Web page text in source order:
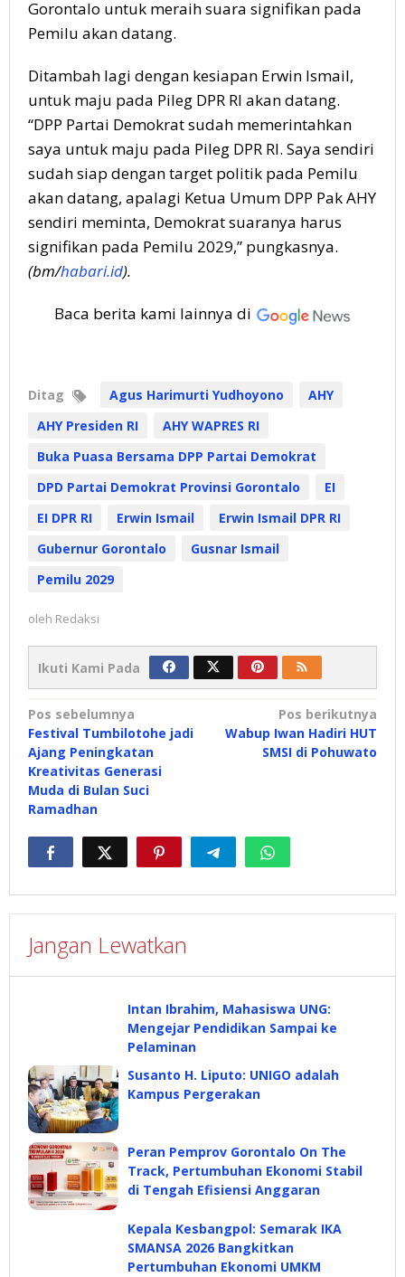
Gorontalo untuk meraih suara signifikan pada
Pemilu akan datang.
Ditambah lagi dengan kesiapan Erwin Ismail,
untuk maju pada Pileg DPR RI akan datang.
“DPP Partai Demokrat sudah memerintahkan
saya untuk maju pada Pileg DPR RI. Saya sendiri
sudah siap dengan target politik pada Pemilu
akan datang, apalagi Ketua Umum DPP Pak AHY
sendiri meminta, Demokrat suaranya harus
signifikan pada Pemilu 2029,” pungkasnya.
(bm/habari.id).
Baca berita kami lainnya di
Ditag Agus Harimurti Yudhoyono
AHY
AHY Presiden RI
AHY WAPRES RI
Buka Puasa Bersama DPP Partai Demokrat
DPD Partai Demokrat Provinsi Gorontalo
EI
EI DPR RI
Erwin Ismail
Erwin Ismail DPR RI
Gubernur Gorontalo
Gusnar Ismail
Pemilu 2029
oleh Redaksi
Ikuti Kami Pada
Navigasi
pos
Pos sebelumnya
Festival Tumbilotohe jadi
Ajang Peningkatan
Kreativitas Generasi
Muda di Bulan Suci
Ramadhan
Pos berikutnya
Wabup Iwan Hadiri HUT
SMSI di Pohuwato
Jangan Lewatkan
Intan Ibrahim, Mahasiswa UNG:
Mengejar Pendidikan Sampai ke
Pelaminan
Susanto H. Liputo: UNIGO adalah
Kampus Pergerakan
Peran Pemprov Gorontalo On The
Track, Pertumbuhan Ekonomi Stabil
di Tengah Efisiensi Anggaran
Kepala Kesbangpol: Semarak IKA
SMANSA 2026 Bangkitkan
Pertumbuhan Ekonomi UMKM